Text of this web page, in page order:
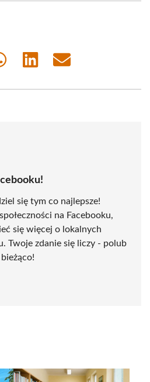
Share
Share
się tym co najlepsze!
na Facebooku,
się więcej o lokalnych
Twoje zdanie się liczy - polub